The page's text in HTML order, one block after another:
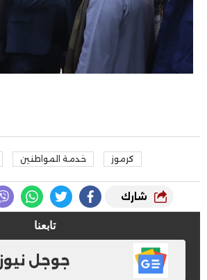
كرموز خدمة المواطنين
شارك
تابعنا
جوجل نيوز